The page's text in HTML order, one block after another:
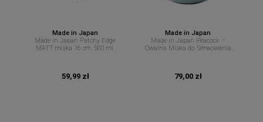
Made in Japan
Made in Japan Patchy Edge
MATT miska 16 cm. 500 ml.
59,99 zł
Made in Japan
Made in Japan Peacock –
Owalna Miska do Serwowania
79,00 zł